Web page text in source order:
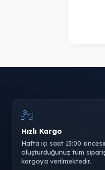
Hızlı Kargo
Hafta içi saat 15:00
oluşturduğunuz tüm
kargoya verilmektedir.